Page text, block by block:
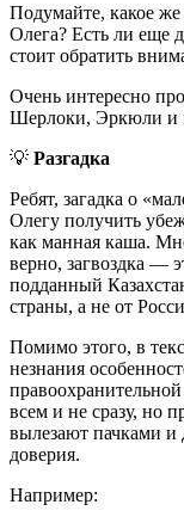
Подумайте, какое же
Олега? Есть ли еще
стоит обратить
Очень интересно
Шерлоки, Эркюли и
💡 Разгадка
Ребят, загадка о
Олегу получить
как манная каша.
верно, загвоздка —
подданный
страны, а не от
Помимо этого, в
незнания
всем и не сразу, но
вылезают пачками и
доверия.
Например: